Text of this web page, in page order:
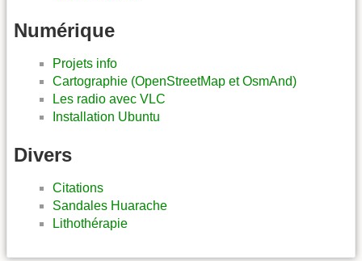
Numérique
Projets info
Cartographie (OpenStreetMap et OsmAnd)
Les radio avec VLC
Installation Ubuntu
Divers
Citations
Sandales Huarache
Lithothérapie